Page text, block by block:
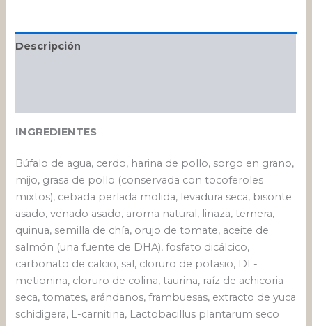
Descripción
INGREDIENTES
Búfalo de agua, cerdo, harina de pollo, sorgo en grano,
mijo, grasa de pollo (conservada con tocoferoles
mixtos), cebada perlada molida, levadura seca, bisonte
asado, venado asado, aroma natural, linaza, ternera,
quinua, semilla de chía, orujo de tomate, aceite de
salmón (una fuente de DHA), fosfato dicálcico,
carbonato de calcio, sal, cloruro de potasio, DL-
metionina, cloruro de colina, taurina, raíz de achicoria
seca, tomates, arándanos, frambuesas, extracto de yuca
schidigera, L-carnitina, Lactobacillus plantarum seco